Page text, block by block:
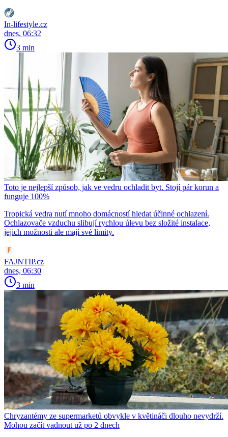
In-lifestyle.cz
dnes, 06:32
3 min
Toto je nejlepší způsob, jak ve vedru ochladit byt. Stojí pár korun a
funguje 100%
Tropická vedra nutí mnoho domácností hledat účinné ochlazení.
Ochlazovače vzduchu slibují rychlou úlevu bez složité instalace,
jejich možnosti ale mají své limity.
FAJNTIP.cz
dnes, 06:30
3 min
Chryzantémy ze supermarketů obvykle v květináči dlouho nevydrží.
Mohou začít vadnout už po 2 dnech